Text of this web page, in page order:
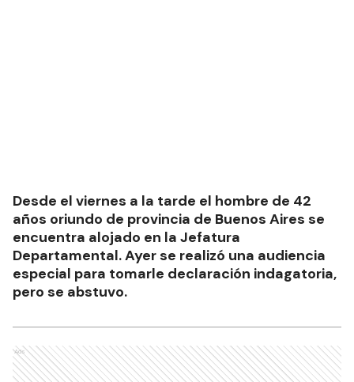
Desde el viernes a la tarde el hombre de 42
años oriundo de provincia de Buenos Aires se
encuentra alojado en la Jefatura
Departamental. Ayer se realizó una audiencia
especial para tomarle declaración indagatoria,
pero se abstuvo.
Ads